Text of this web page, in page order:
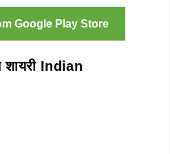
Google Play Store
शायरी Indian